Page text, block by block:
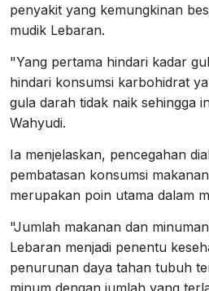
penyakit yang kemungkinan
mudik Lebaran.
"Yang pertama hindari kadar
hindari konsumsi karbohidrat
gula darah tidak naik sehingga
Wahyudi.
Ia menjelaskan, pencegahan
pembatasan konsumsi
merupakan poin utama dalam
"Jumlah makanan dan
Lebaran menjadi penentu
penurunan daya tahan tubuh
minum dengan jumlah yang